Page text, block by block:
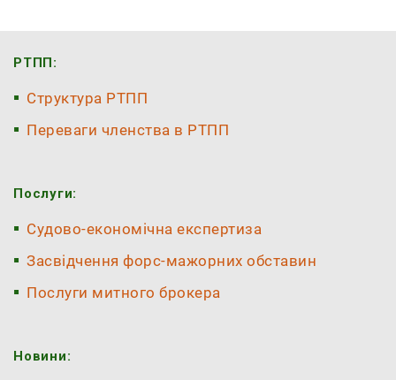
РТПП:
Структура РТПП
Переваги членства в РТПП
Послуги:
Судово-економічна експертиза
Засвідчення форс-мажорних обставин
Послуги митного брокера
Новини: